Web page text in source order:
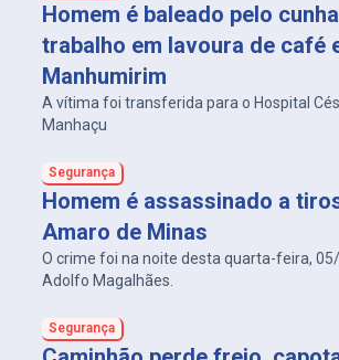
Homem é baleado pelo
trabalho em lavoura de café
Manhumirim
A vítima foi transferida para o Hospital
Manhaçu
Segurança
Homem é assassinado a
Amaro de Minas
O crime foi na noite desta quarta-feira,
Adolfo Magalhães.
Segurança